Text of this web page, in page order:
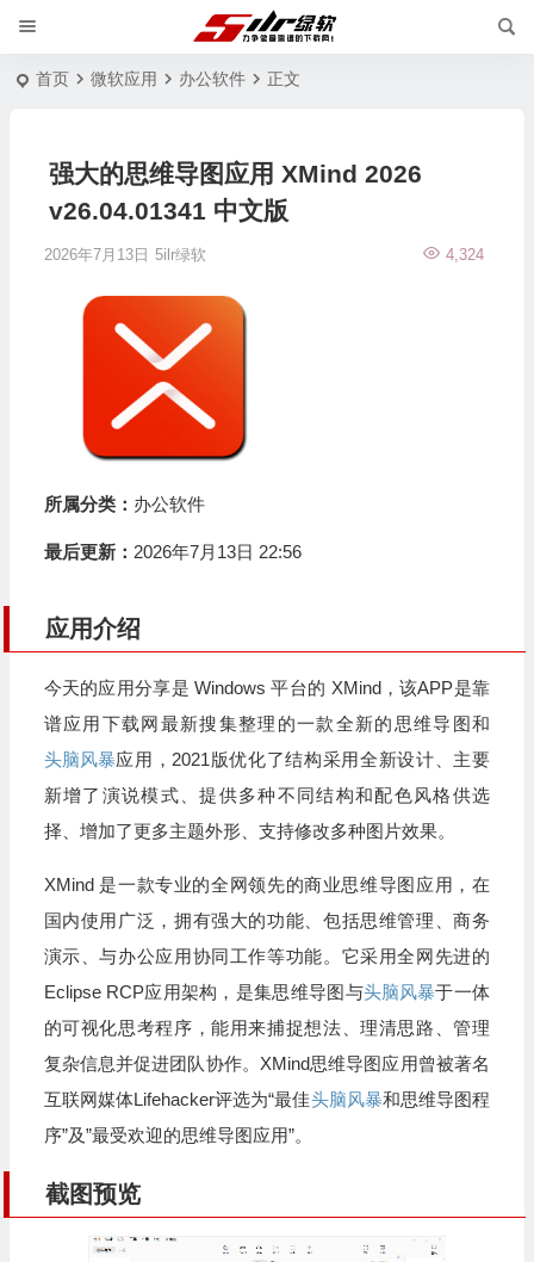
首页 微软应用 办公软件 正文
强大的思维导图应用 XMind 2026
v26.04.01341 中文版
2026年7月13日 5ilr绿软 4,324
所属分类： 办公软件
最后更新： 2026年7月13日 22:56
应用介绍
今天的应用分享是 Windows 平台的 XMind，该APP是靠
谱应用下载网最新搜集整理的一款全新的思维导图和
头脑风暴应用，2021版优化了结构采用全新设计、主要
新增了演说模式、提供多种不同结构和配色风格供选
择、增加了更多主题外形、支持修改多种图片效果。
XMind 是一款专业的全网领先的商业思维导图应用，在
国内使用广泛，拥有强大的功能、包括思维管理、商务
演示、与办公应用协同工作等功能。它采用全网先进的
Eclipse RCP应用架构，是集思维导图与头脑风暴于一体
的可视化思考程序，能用来捕捉想法、理清思路、管理
复杂信息并促进团队协作。XMind思维导图应用曾被著名
互联网媒体Lifehacker评选为“最佳头脑风暴和思维导图程
序”及”最受欢迎的思维导图应用”。
截图预览